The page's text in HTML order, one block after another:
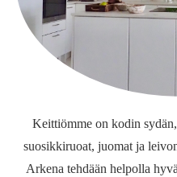
Keittiömme on kodin
suosikkiruoat, juomat ja
Arkena tehdään helpolla